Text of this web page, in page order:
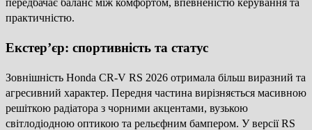
передбачає баланс між комфортом, впевненістю керування та
практичністю.
Екстер’єр: спортивність та статус
Зовнішність Honda CR-V RS 2026 отримала більш виразний та
агресивний характер. Передня частина вирізняється масивною
решіткою радіатора з чорними акцентами, вузькою
світлодіодною оптикою та рельєфним бампером. У версії RS